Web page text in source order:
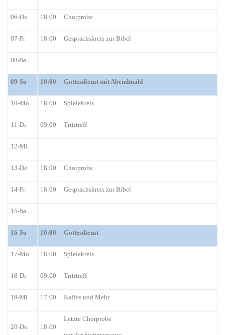
06-Do 18:00 Chorprobe
07-Fr 18:00 Gesprächskreis zur Bibel
08-Sa
09-So 10:00 Gottesdienst mit Abendmahl
10-Mo 18:00 Spielekreis
11-Di 09:00 Trititreff
12-Mi
13-Do 18:00 Chorprobe
14-Fr 18:00 Gesprächskreis zur Bibel
15-Sa
16-So 10:00 Gottesdienst
17-Mo 18:00 Spielekreis
18-Di 09:00 Trititreff
19-Mi 17:00 Kaffee und Mehr
20-Do 18:00
Letzte Chorprobe